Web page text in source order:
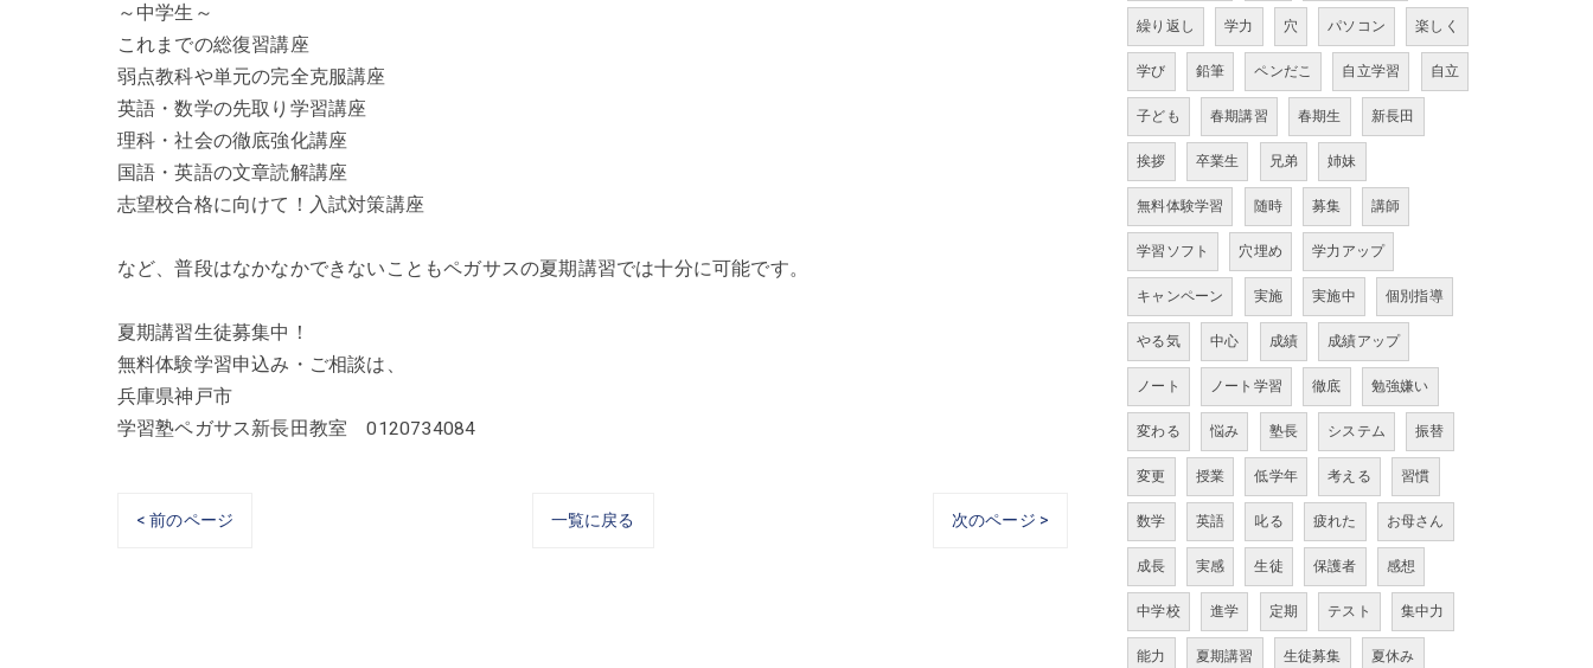
～中学生～
これまでの総復習講座
弱点教科や単元の完全克服講座
英語・数学の先取り学習講座
理科・社会の徹底強化講座
国語・英語の文章読解講座
志望校合格に向けて！入試対策講座
など、普段はなかなかできないこともペガサスの夏期講習では十分に可能です。
夏期講習生徒募集中！
無料体験学習申込み・ご相談は、
兵庫県神戸市
学習塾ペガサス新長田教室 0120734084
< 前のページ 一覧に戻る 次のページ >
繰り返し 学力 穴 パソコン 楽しく
学び 鉛筆 ペンだこ 自立学習 自立
子ども 春期講習 春期生 新長田
挨拶 卒業生 兄弟 姉妹
無料体験学習 随時 募集 講師
学習ソフト 穴埋め 学力アップ
キャンペーン 実施 実施中 個別指導
やる気 中心 成績 成績アップ
ノート ノート学習 徹底 勉強嫌い
変わる 悩み 塾長 システム 振替
変更 授業 低学年 考える 習慣
数学 英語 叱る 疲れた お母さん
成長 実感 生徒 保護者 感想
中学校 進学 定期 テスト 集中力
能力 夏期講習 生徒募集 夏休み